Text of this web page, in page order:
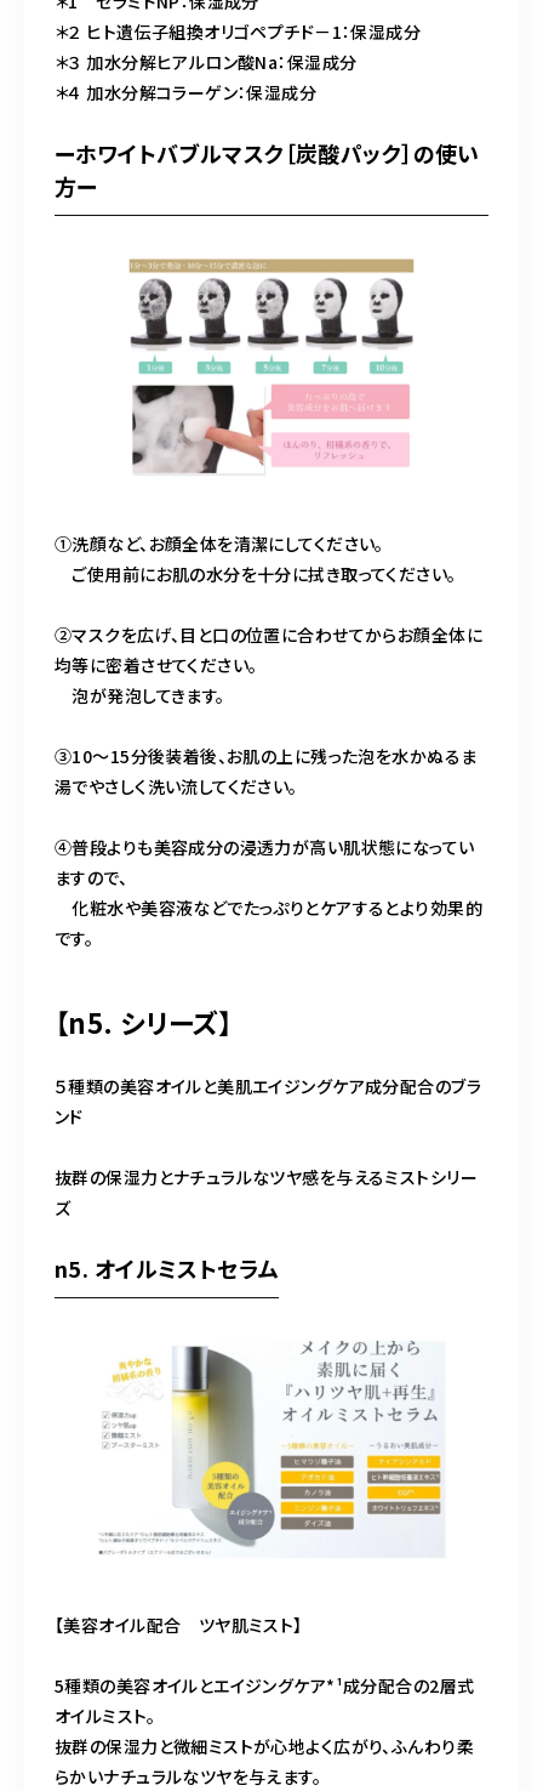
＊２ ヒト遺伝子組換オリゴペプチド－1：保湿成分
＊３ 加水分解ヒアルロン酸Na：保湿成分
＊４ 加水分解コラーゲン：保湿成分
ーホワイトバブルマスク［炭酸パック］の使い
方ー
①洗顔など、お顔全体を清潔にしてください。
ご使用前にお肌の水分を十分に拭き取ってください。
②マスクを広げ、目と口の位置に合わせてからお顔全体に
均等に密着させてください。
泡が発泡してきます。
③10～15分後装着後、お肌の上に残った泡を水かぬるま
湯でやさしく洗い流してください。
④普段よりも美容成分の浸透力が高い肌状態になってい
ますので、
化粧水や美容液などでたっぷりとケアするとより効果的
です。
【n5. シリーズ】
５種類の美容オイルと美肌エイジングケア成分配合のブラ
ンド
抜群の保湿力とナチュラルなツヤ感を与えるミストシリー
ズ
n5. オイルミストセラム
【美容オイル配合 ツヤ肌ミスト】
5種類の美容オイルとエイジングケア*¹成分配合の2層式
オイルミスト。
抜群の保湿力と微細ミストが心地よく広がり、ふんわり柔
らかいナチュラルなツヤを与えます。